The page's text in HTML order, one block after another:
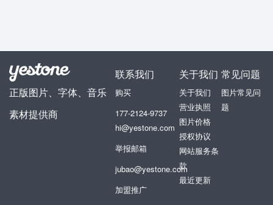
正版图片、字体、音乐
素材提供商
联系我们
购买
177-2124-9737
hi@yestone.com
举报邮箱
jubao@yestone.com
加盟推广
关于我们
关于我们
营业执照
图片价格
授权协议
网站服务条
款
最近更新
常见问题
图片常见问
题